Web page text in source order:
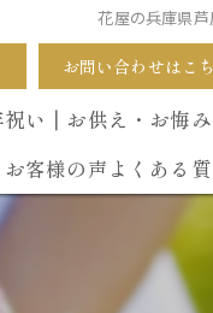
花屋の兵庫県
お問い合わせはこ
い ┃お供え・お悔み
お客様の声 よくある